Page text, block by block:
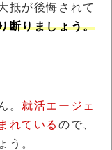
抵が後悔されて
断りましょう。
。 就活エージェ
れているので、
う。